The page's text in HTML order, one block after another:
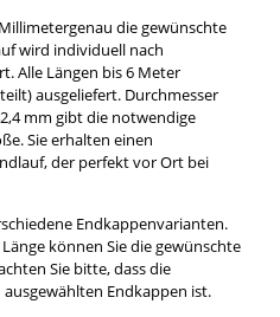
die gewünschte
wird individuell nach
Alle Längen bis 6 Meter
ausgeliefert. Durchmesser
mm gibt die notwendige
Sie erhalten einen
der perfekt vor Ort bei
Endkappenvarianten.
können Sie die gewünschte
Sie bitte, dass die
Endkappen ist.